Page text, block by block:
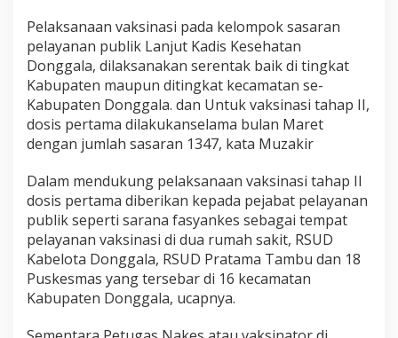
Pelaksanaan vaksinasi pada kelompok sasaran
pelayanan publik Lanjut Kadis Kesehatan
Donggala, dilaksanakan serentak baik di tingkat
Kabupaten maupun ditingkat kecamatan se-
Kabupaten Donggala. dan Untuk vaksinasi tahap II,
dosis pertama dilakukanselama bulan Maret
dengan jumlah sasaran 1347, kata Muzakir
Dalam mendukung pelaksanaan vaksinasi tahap II
dosis pertama diberikan kepada pejabat pelayanan
publik seperti sarana fasyankes sebagai tempat
pelayanan vaksinasi di dua rumah sakit, RSUD
Kabelota Donggala, RSUD Pratama Tambu dan 18
Puskesmas yang tersebar di 16 kecamatan
Kabupaten Donggala, ucapnya.